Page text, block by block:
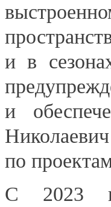
и в
и
по
С 2023